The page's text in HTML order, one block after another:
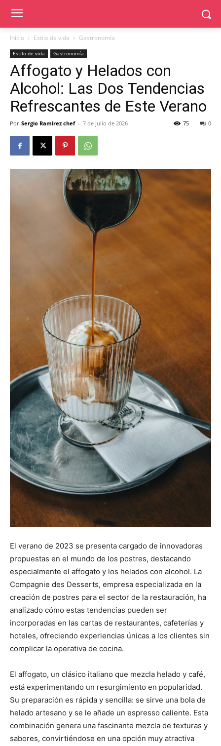
Inicio Estilo de vida Gastronomía
Estilo de vida Gastronomía
Affogato y Helados con
Alcohol: Las Dos Tendencias
Refrescantes de Este Verano
Por Sergio Ramirez chef - 7 de julio de 2026 0
75
El verano de 2023 se presenta cargado de innovadoras
propuestas en el mundo de los postres, destacando
especialmente el affogato y los helados con alcohol. La
Compagnie des Desserts, empresa especializada en la
creación de postres para el sector de la restauración, ha
analizado cómo estas tendencias pueden ser
incorporadas en las cartas de restaurantes, cafeterías y
hoteles, ofreciendo experiencias únicas a los clientes sin
complicar la operativa de cocina.
El affogato, un clásico italiano que mezcla helado y café,
está experimentando un resurgimiento en popularidad.
Su preparación es rápida y sencilla: se sirve una bola de
helado artesano y se le añade un espresso caliente. Esta
combinación genera una fascinante mezcla de texturas y
sabores, convirtiéndose en una opción muy atractiva